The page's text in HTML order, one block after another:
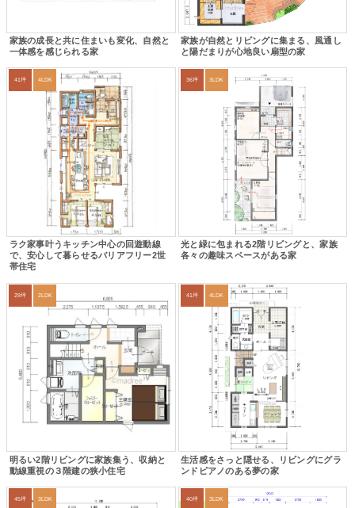
家族の成長と共に住まいも変化、自然と
一体感を感じられる家
家族が自然とリビングに集まる、風通し
と陽だまりが心地良い扇型の家
41坪 4LDK
ラク家事叶うキッチン中心の回遊動線
で、安心して暮らせるバリアフリー2世
帯住宅
36坪 3LDK
光と緑に包まれる2階リビングと、家族
各々の趣味スペースがある家
29坪 2LDK
明るい2階リビングに家族集う、収納と
動線重視の３階建の狭小住宅
41坪 4LDK
生活感をさっと隠せる、リビングにグラ
ンドピアノのある夢の家
45坪 3LDK 40坪 3LDK